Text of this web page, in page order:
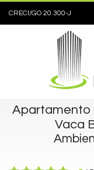
CRECI/GO 20.300-J
Apartamento
Vaca